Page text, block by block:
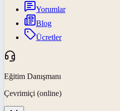
Yorumlar
Blog
Ücretler
Eğitim Danışmanı
Çevrimiçi (online)